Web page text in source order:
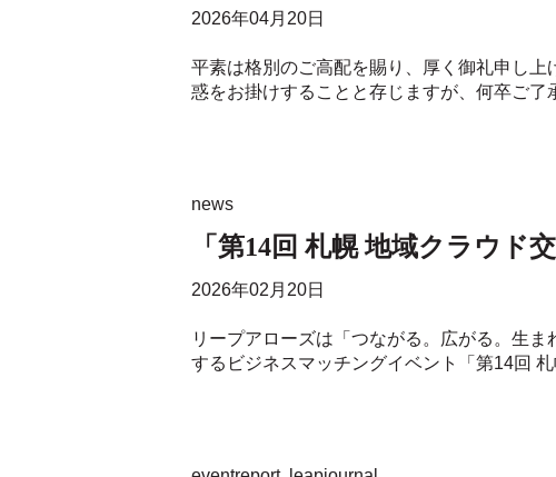
2026年04月20日
平素は格別のご高配を賜り、厚く御礼申し
惑をお掛けすることと存じますが、何卒ご
news
「第14回 札幌 地域クラウド
2026年02月20日
リープアローズは「つながる。広がる。生
するビジネスマッチングイベント「第14回